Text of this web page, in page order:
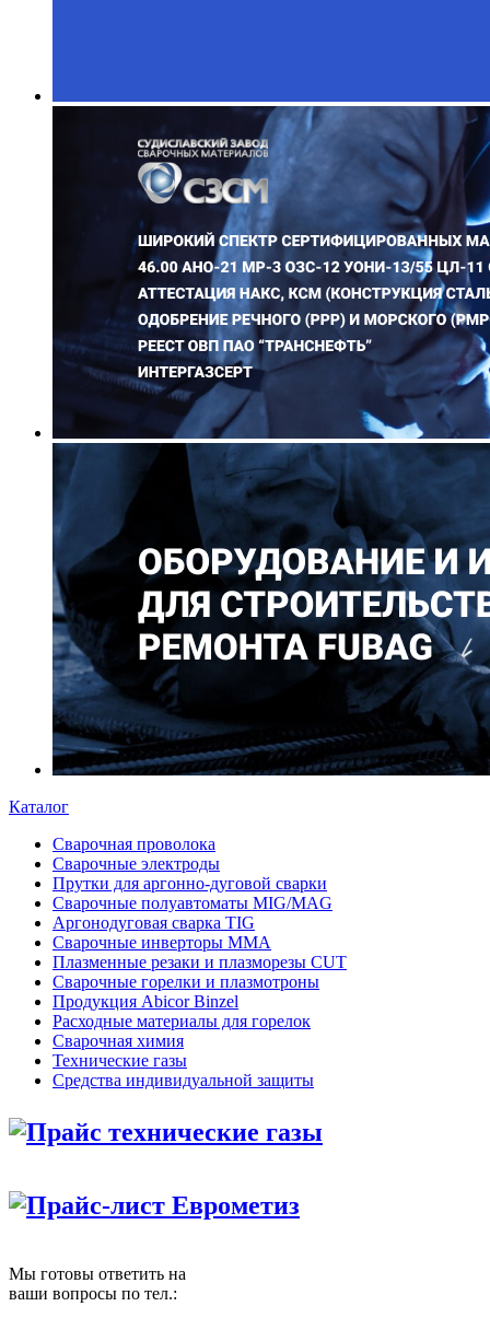
Каталог
Сварочная проволока
Сварочные электроды
Прутки для аргонно-дуговой сварки
Сварочные полуавтоматы MIG/MAG
Аргонодуговая сварка TIG
Сварочные инверторы MMA
Плазменные резаки и плазморезы CUT
Сварочные горелки и плазмотроны
Продукция Abicor Binzel
Расходные материалы для горелок
Сварочная химия
Технические газы
Средства индивидуальной защиты
Прайс технические газы
Прайс-лист Еврометиз
Мы готовы ответить на
ваши вопросы по тел.: